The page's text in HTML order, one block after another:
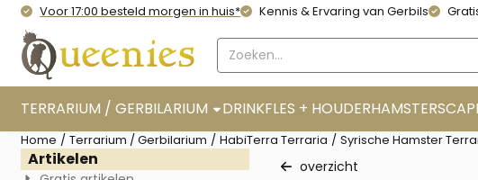
Cookievoorkeuren zijn momenteel gesloten.
Voor 17:00 besteld morgen in huis* Kennis & Ervaring van Gerbils
Zoeken
TERRARIUM / GERBILARIUM DRINKFLES + HOUDER
Home / Terrarium / Gerbilarium / HabiTerra Terraria / Syrische Hamster
Artikelen overzicht